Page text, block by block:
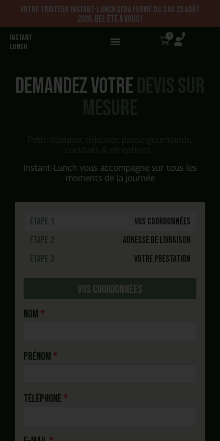
Votre traiteur Instant-Lunch sera fermé du 3 au 23 août
2026. Bel été à vous !
INSTANT
LUNCH
0
Demandez votre
Instant-Lunch vous accompagne sur tous les
moments de la journée
1
Vos Coordonnées
2
Adresse de livraison
3
Votre prestation
Vos coordonnées
Nom
Prénom
Téléphone